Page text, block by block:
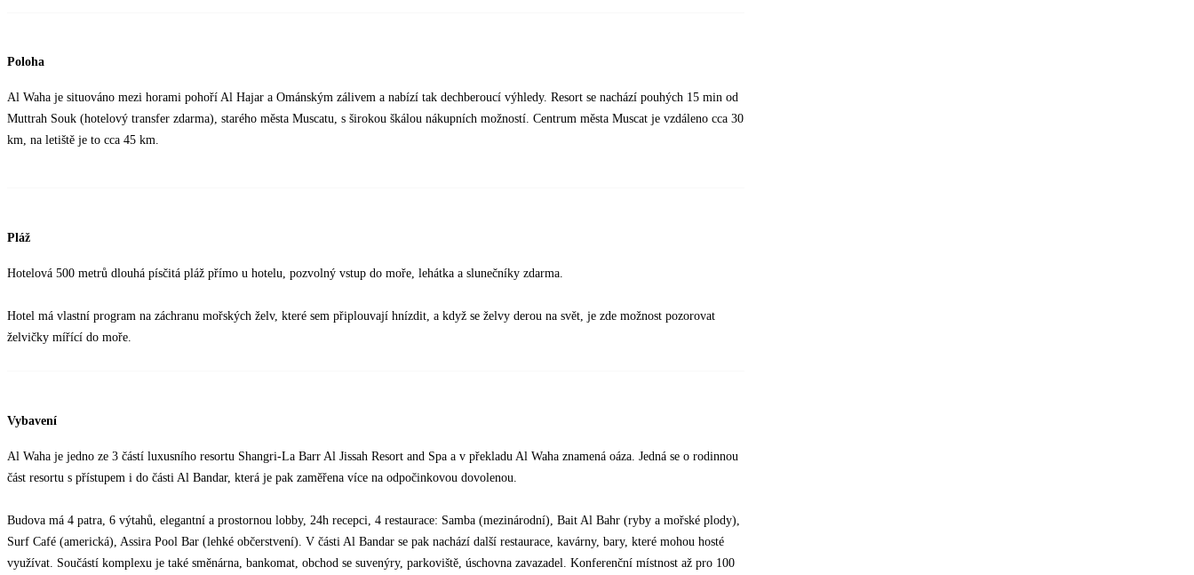
Poloha
Al Waha je situováno mezi horami pohoří Al Hajar a Ománským zálivem a nabízí tak dechberoucí výhledy. Resort se nachází pouhých 15 min od
Muttrah Souk (hotelový transfer zdarma), starého města Muscatu, s širokou škálou nákupních možností. Centrum města Muscat je vzdáleno cca 30
km, na letiště je to cca 45 km.
Pláž
Hotelová 500 metrů dlouhá písčitá pláž přímo u hotelu, pozvolný vstup do moře, lehátka a slunečníky zdarma.
Hotel má vlastní program na záchranu mořských želv, které sem připlouvají hnízdit, a když se želvy derou na svět, je zde možnost pozorovat
želvičky mířící do moře.
Vybavení
Al Waha je jedno ze 3 částí luxusního resortu Shangri-La Barr Al Jissah Resort and Spa a v překladu Al Waha znamená oáza. Jedná se o rodinnou
část resortu s přístupem i do části Al Bandar, která je pak zaměřena více na odpočinkovou dovolenou.
Budova má 4 patra, 6 výtahů, elegantní a prostornou lobby, 24h recepci, 4 restaurace: Samba (mezinárodní), Bait Al Bahr (ryby a mořské plody),
Surf Café (americká), Assira Pool Bar (lehké občerstvení). V části Al Bandar se pak nachází další restaurace, kavárny, bary, které mohou hosté
využívat. Součástí komplexu je také směnárna, bankomat, obchod se suvenýry, parkoviště, úschovna zavazadel. Konferenční místnost až pro 100